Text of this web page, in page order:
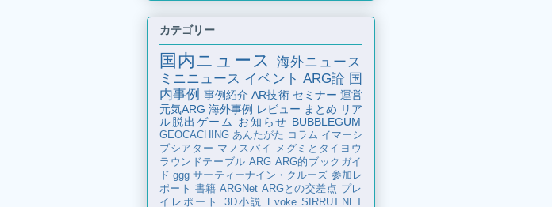
カテゴリー
国内ニュース
海外ニュース
ミニニュース イベント ARG論 国
内事例 事例紹介 AR技術 セミナー 運営
元気ARG 海外事例 レビュー まとめ リア
ル脱出ゲーム
お知らせ BUBBLEGUM
GEOCACHING あんたがた コラム イマーシ
ブシアター マノスパイ
メグミとタイヨウ
ラウンドテーブル ARG ARG的ブックガイ
ド ggg サーティーナイン・クルーズ 参加レ
ポート 書籍 ARGNet ARGとの交差点 プレ
イレポート
3D小説 Evoke SIRRUT.NET